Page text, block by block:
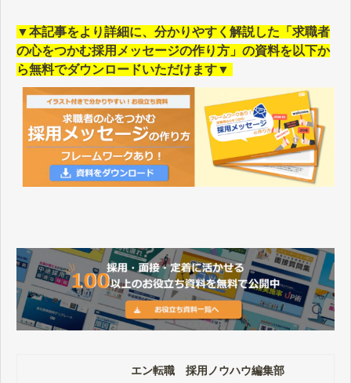
▼本記事をより詳細に、分かりやすく解説した「求職者
の心をつかむ採用メッセージの作り方」の資料を以下か
ら無料でダウンロードいただけます▼
エン転職 採用ノウハウ編集部